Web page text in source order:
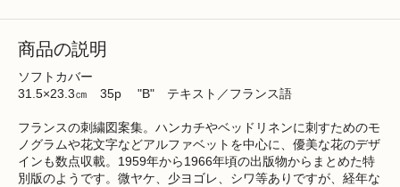
商品の説明
ソフトカバー
31.5×23.3㎝ 35p "B" テキスト／フランス語
フランスの刺繍図案集。ハンカチやベッドリネンに刺すためのモ
ノグラムや花文字などアルファベットを中心に、優美な花のデザ
インも数点収載。1959年から1966年頃の出版物からまとめた特
別版のようです。微ヤケ、少ヨゴレ、シワ等ありですが、経年な